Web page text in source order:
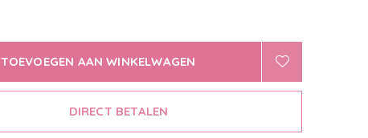
TOEVOEGEN AAN WINKELWAGEN
DIRECT BETALEN